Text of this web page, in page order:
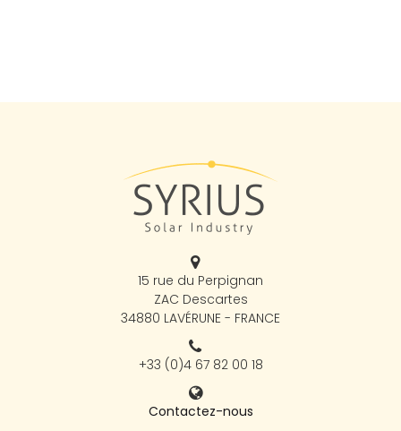
15 rue du Perpignan
ZAC Descartes
34880 LAVÉRUNE - FRANCE
+33 (0)4 67 82 00 18
Contactez-nous